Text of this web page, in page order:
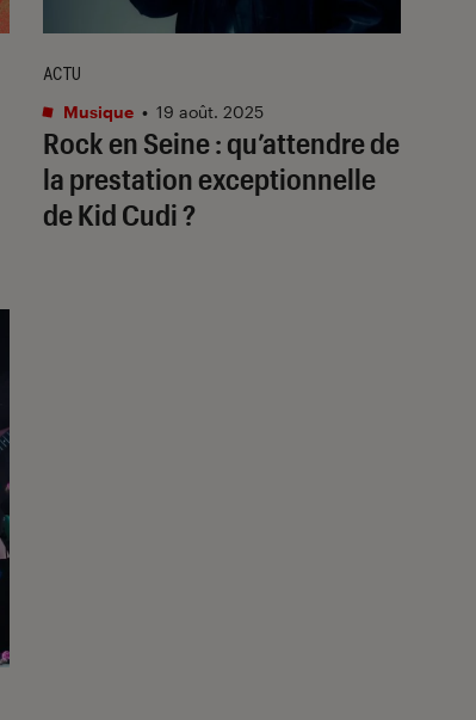
Rock en Seine : qu’attendre de
la prestation exceptionnelle
de Kid Cudi ?
ACTU
Musique • 19 août. 2025